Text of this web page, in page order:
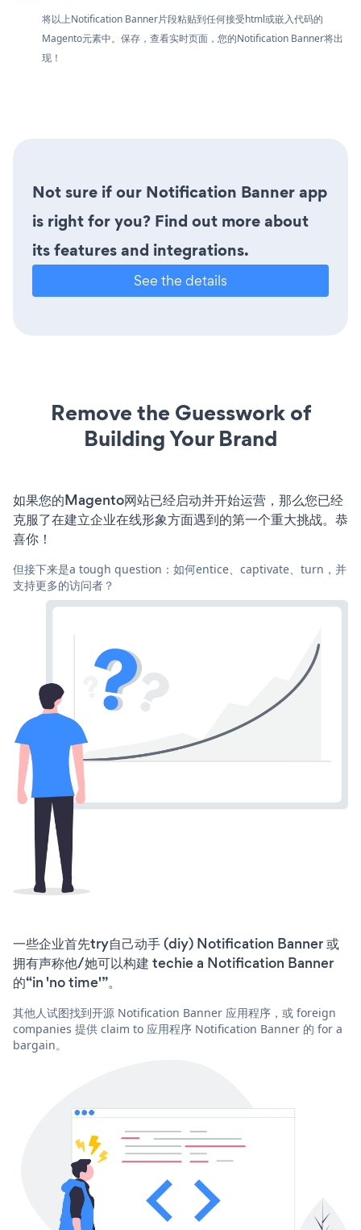
将以上Notification Banner片段粘贴到任何接受html或嵌入代码的
Magento元素中。保存，查看实时页面，您的Notification Banner将出
现！
Not sure if our Notification Banner app
is right for you? Find out more about
its features and integrations.
See the details
Remove the Guesswork of
Building Your Brand
如果您的Magento网站已经启动并开始运营，那么您已经
克服了在建立企业在线形象方面遇到的第一个重大挑战。恭
喜你！
但接下来是a tough question：如何entice、captivate、turn，并
支持更多的访问者？
一些企业首先try自己动手 (diy) Notification Banner 或
拥有声称他/她可以构建 techie a Notification Banner
的“in 'no time'”。
其他人试图找到开源 Notification Banner 应用程序，或 foreign
companies 提供 claim to 应用程序 Notification Banner 的 for a
bargain。